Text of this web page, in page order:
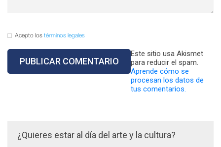
Acepto los términos legales
Este sitio usa Akismet
para reducir el spam.
Aprende cómo se
procesan los datos de
tus comentarios.
¿Quieres estar al día del arte y la cultura?